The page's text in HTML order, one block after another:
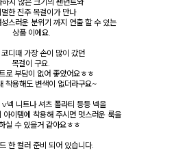
멀한 진주 목걸이가 만나
스러운 분위기 까지 연출 할 수 있는
상품 이에요.
디때 가장 손이 많이 갔던
목걸이 구요.
로 부담이 없어 좋았어요ㅎㅎ
착용해도 변색이 없더라구요~
넥 니트나 셔츠 폴라티 등등 넥을
아이템에 착용해 주시면 멋스러운 룩을
실 수 있을거 같아요ㅎㅎ
한 컬러 준비 되어 있습니다.